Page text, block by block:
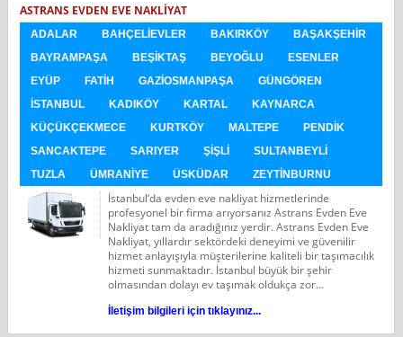
ASTRANS EVDEN EVE NAKLIYAT
ADALAR BAHÇELIEVLER BAKIRKÖY
BAŞAKŞEHIR
BAYRAMPAŞA
BEŞIKTAŞ BEYOĞLU
ESENLER
EYÜP
FATIH GAZIOSMANPAŞA
GÜNGÖREN
İSTANBUL
KADIKÖY KARTAL
KAYNARCA
KÜÇÜKÇEKMECE
KURTKÖY MALTEPE
PENDIK
SANCAKTEPE
SARIYER ŞIŞLI
SULTANBEYLI
TUZLA
ÜMRANIYE ÜSKÜDAR ZEYTINBURNU
İstanbul‘da evden eve nakliyat hizmetlerinde
profesyonel bir firma arıyorsanız Astrans Evden Eve
Nakliyat tam da aradığınız yerdir. Astrans Evden Eve
Nakliyat, yıllardır sektördeki deneyimi ve güvenilir
hizmet anlayışıyla müşterilerine kaliteli bir taşımacılık
hizmeti sunmaktadır. İstanbul büyük bir şehir
olmasından dolayı ev taşımak oldukça zor...
İletişim bilgileri için tıklayınız...